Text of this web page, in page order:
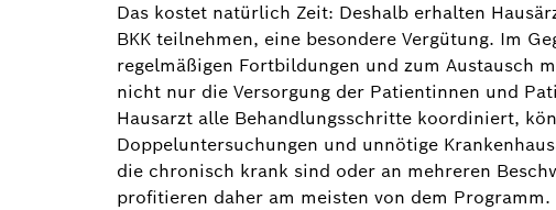
Das kostet natürlich Zeit: Deshalb erhalten
BKK teilnehmen, eine besondere Vergütung. Im
regelmäßigen Fortbildungen und zum Austausch
nicht nur die Versorgung der Patientinnen und
Hausarzt alle Behandlungsschritte koordiniert,
Doppeluntersuchungen und unnötige
die chronisch krank sind oder an mehreren
profitieren daher am meisten von dem